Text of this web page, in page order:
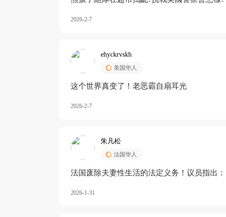
2026-2-7
ehyckrvskh
美国华人
这个世界真变了！老恶霸自扇耳光
2026-2-7
朱凡松
法国华人
法国废除夫妻性生活的法定义务！议员指出
2026-1-31